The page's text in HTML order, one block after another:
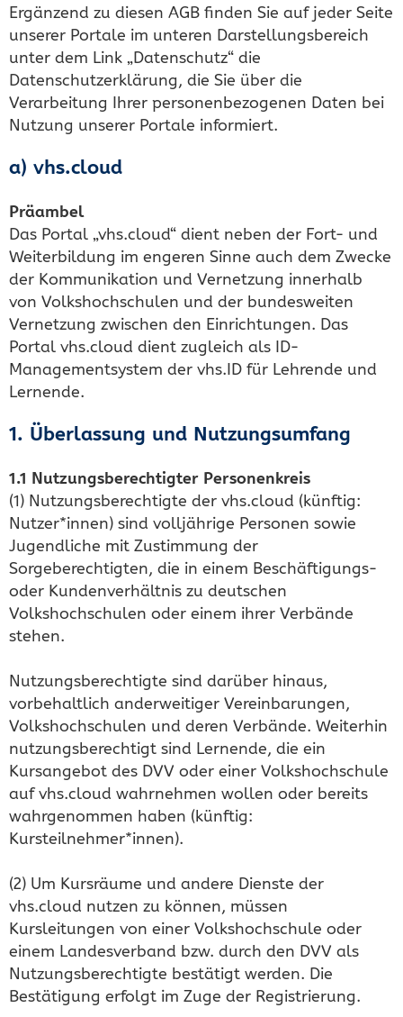
Ergänzend zu diesen AGB finden Sie auf jeder Seite
unserer Portale im unteren Darstellungsbereich
unter dem Link „Datenschutz“ die
Datenschutzerklärung, die Sie über die
Verarbeitung Ihrer personenbezogenen Daten bei
Nutzung unserer Portale informiert.
a) vhs.cloud
Präambel
Das Portal „vhs.cloud“ dient neben der Fort- und
Weiterbildung im engeren Sinne auch dem Zwecke
der Kommunikation und Vernetzung innerhalb
von Volkshochschulen und der bundesweiten
Vernetzung zwischen den Einrichtungen. Das
Portal vhs.cloud dient zugleich als ID-
Managementsystem der vhs.ID für Lehrende und
Lernende.
1. Überlassung und Nutzungsumfang
1.1 Nutzungsberechtigter Personenkreis
(1) Nutzungsberechtigte der vhs.cloud (künftig:
Nutzer*innen) sind volljährige Personen sowie
Jugendliche mit Zustimmung der
Sorgeberechtigten, die in einem Beschäftigungs-
oder Kundenverhältnis zu deutschen
Volkshochschulen oder einem ihrer Verbände
stehen.
Nutzungsberechtigte sind darüber hinaus,
vorbehaltlich anderweitiger Vereinbarungen,
Volkshochschulen und deren Verbände. Weiterhin
nutzungsberechtigt sind Lernende, die ein
Kursangebot des DVV oder einer Volkshochschule
auf vhs.cloud wahrnehmen wollen oder bereits
wahrgenommen haben (künftig:
Kursteilnehmer*innen).
(2) Um Kursräume und andere Dienste der
vhs.cloud nutzen zu können, müssen
Kursleitungen von einer Volkshochschule oder
einem Landesverband bzw. durch den DVV als
Nutzungsberechtigte bestätigt werden. Die
Bestätigung erfolgt im Zuge der Registrierung.